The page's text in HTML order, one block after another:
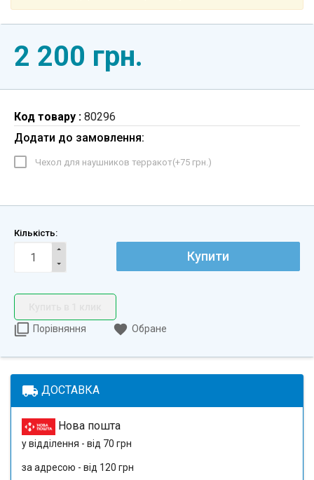
2 200 грн.
Код товару : 80296
Додати до замовлення:
Чехол для наушников терракот(+75 грн.)
Кількість:
Купити
Порівняння
Обране
local_shipping ДОСТАВКА
Нова пошта
у відділення - від 70 грн
за адресою - від 120 грн